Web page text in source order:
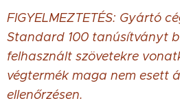
FIGYELMEZTETÉS: Gyártó
Standard 100 tanúsítványt
felhasznált szövetekre
végtermék maga nem esett
ellenőrzésen.